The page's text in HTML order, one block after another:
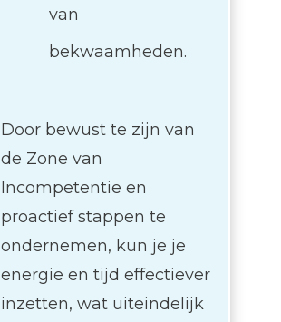
van
bekwaamheden.
Door bewust te zijn van
de Zone van
Incompetentie en
proactief stappen te
ondernemen, kun je je
energie en tijd effectiever
inzetten, wat uiteindelijk